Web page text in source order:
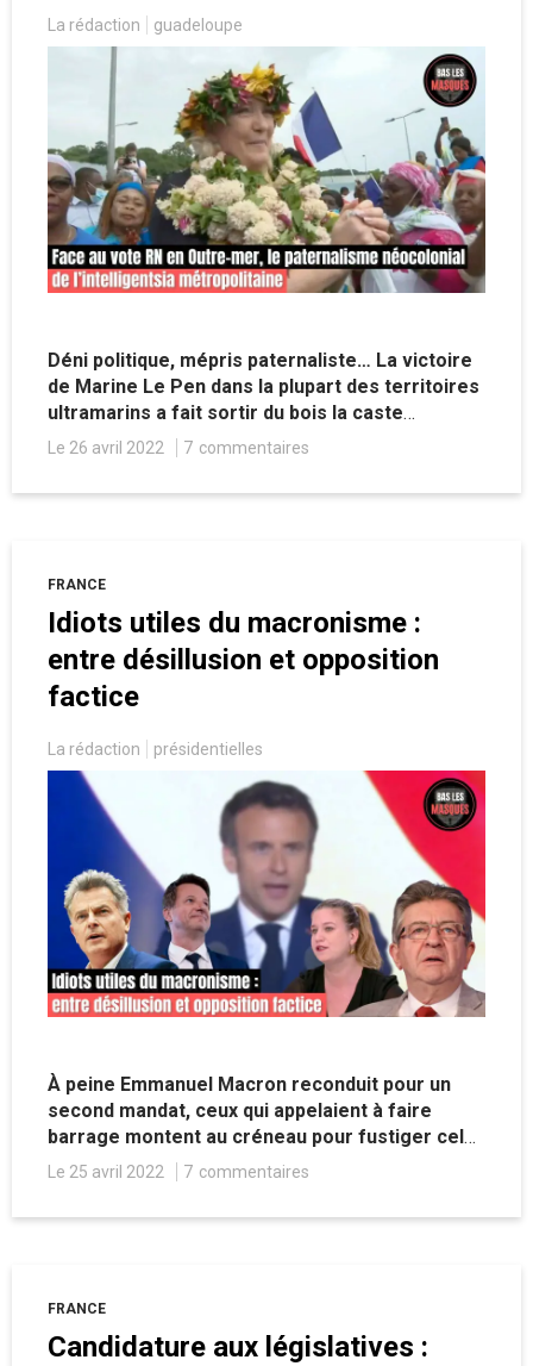
La rédaction guadeloupe
Déni politique, mépris paternaliste… La victoire
de Marine Le Pen dans la plupart des territoires
ultramarins a fait sortir du bois la caste
intellectuelle et médiatique prétendument
à reprocher à ces habitants leur manque de
Le 26 avril 2022 7 commentaires
FRANCE
Idiots utiles du macronisme :
entre désillusion et opposition
factice
La rédaction présidentielles
À peine Emmanuel Macron reconduit pour un
second mandat, ceux qui appelaient à faire
barrage montent au créneau pour fustiger celui
dont ils ont pourtant permis la réélection.
Le 25 avril 2022 7 commentaires
FRANCE
Candidature aux législatives :